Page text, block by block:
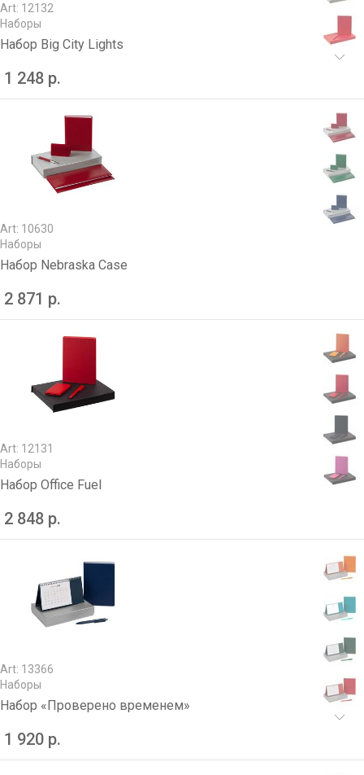
Art: 12132
Наборы
Набор Big City Lights
1 248 р.
Art: 10630
Наборы
Набор Nebraska Case
2 871 р.
Art: 12131
Наборы
Набор Office Fuel
2 848 р.
Art: 13366
Наборы
Набор «Проверено временем»
1 920 р.